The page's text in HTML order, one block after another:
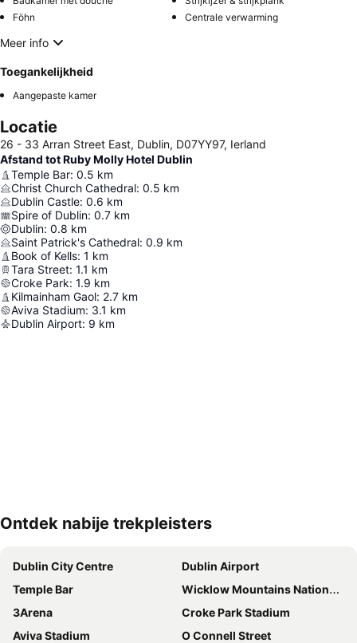
Föhn
Centrale verwarming
Meer info
Toegankelijkheid
Aangepaste kamer
Locatie
26 - 33 Arran Street East, Dublin, D07YY97, Ierland
Afstand tot Ruby Molly Hotel Dublin
Temple Bar: 0.5 km
Christ Church Cathedral: 0.5 km
Dublin Castle: 0.6 km
Spire of Dublin: 0.7 km
Dublin: 0.8 km
Saint Patrick's Cathedral: 0.9 km
Book of Kells: 1 km
Tara Street: 1.1 km
Croke Park: 1.9 km
Kilmainham Gaol: 2.7 km
Aviva Stadium: 3.1 km
Dublin Airport: 9 km
Kaart uitvouwen
Ontdek nabije trekpleisters
Dublin City Centre
Dublin Airport
Temple Bar
Wicklow Mountains National Park
3Arena
Croke Park Stadium
Aviva Stadium
O Connell Street